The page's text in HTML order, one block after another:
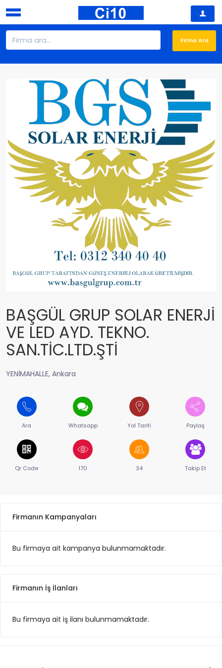
BAŞGÜL GRUP SOLAR ENERJİ
VE LED AYD. TEKNO.
SAN.TİC.LTD.ŞTİ
YENİMAHALLE, Ankara
Ara Whatsapp Yol Tarifi Paylaş
Qr Code 170 34 Takip Et
Firmanın Kampanyaları
Bu firmaya ait kampanya bulunmamaktadır.
Firmanın İş İlanları
Bu firmaya ait iş ilanı bulunmamaktadır.